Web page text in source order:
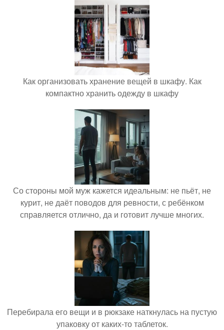
Как организовать хранение вещей в шкафу. Как
компактно хранить одежду в шкафу
Со стороны мой муж кажется идеальным: не пьёт, не
курит, не даёт поводов для ревности, с ребёнком
справляется отлично, да и готовит лучше многих.
Перебирала его вещи и в рюкзаке наткнулась на пустую
упаковку от каких-то таблеток.